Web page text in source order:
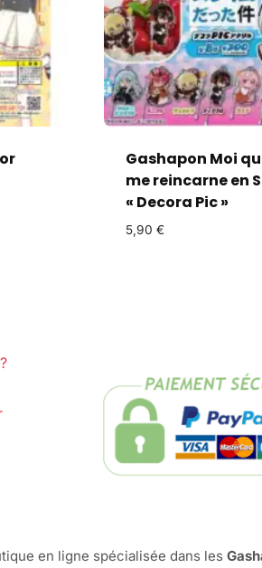
Gashapon Moi
me reincarne en
« Decora Pic »
5,90 €
en ligne spécialisée dans les